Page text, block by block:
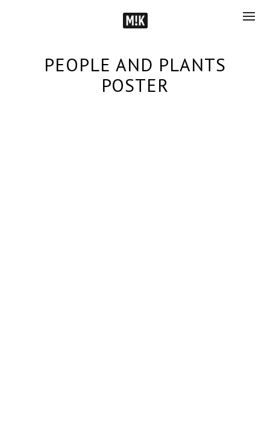
PEOPLE AND PLANTS
POSTER